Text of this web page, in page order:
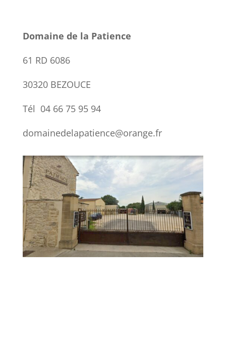
Domaine de la Patience
61 RD 6086
30320 BEZOUCE
Tél 04 66 75 95 94
domainedelapatience@orange.fr